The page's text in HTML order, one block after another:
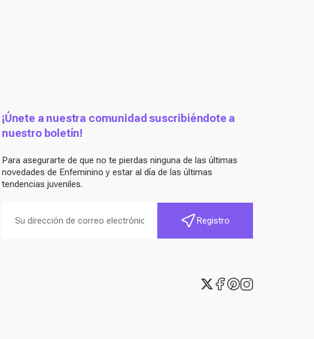
¡Únete a nuestra comunidad suscribiéndote a
nuestro boletín!
Para asegurarte de que no te pierdas ninguna de las últimas
novedades de Enfeminino y estar al día de las últimas
tendencias juveniles.
Registro